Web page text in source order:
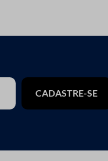
CADASTRE-SE